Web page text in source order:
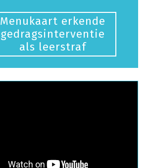
Menukaart erkende
gedragsinterventie
als leerstraf